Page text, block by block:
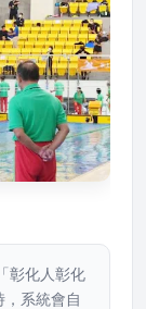
彰化人彰化
，系統會自